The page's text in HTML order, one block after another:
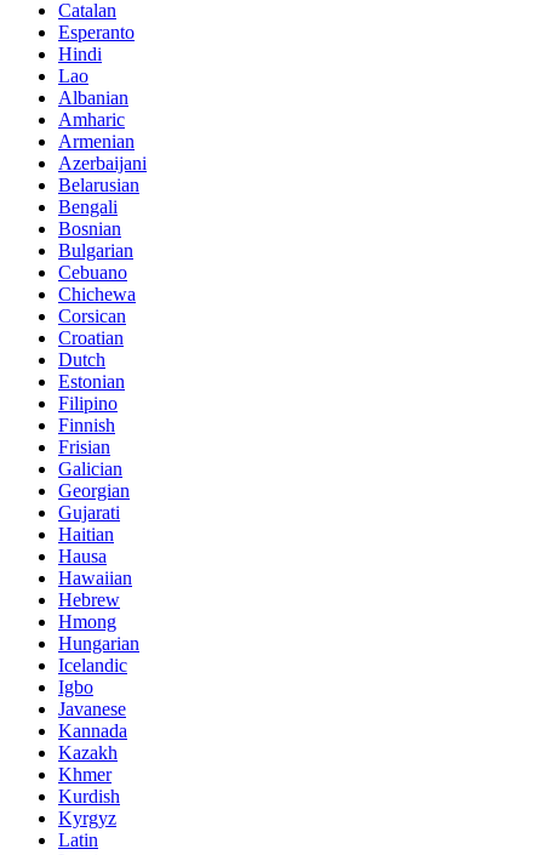
Catalan
Esperanto
Hindi
Lao
Albanian
Amharic
Armenian
Azerbaijani
Belarusian
Bengali
Bosnian
Bulgarian
Cebuano
Chichewa
Corsican
Croatian
Dutch
Estonian
Filipino
Finnish
Frisian
Galician
Georgian
Gujarati
Haitian
Hausa
Hawaiian
Hebrew
Hmong
Hungarian
Icelandic
Igbo
Javanese
Kannada
Kazakh
Khmer
Kurdish
Kyrgyz
Latin